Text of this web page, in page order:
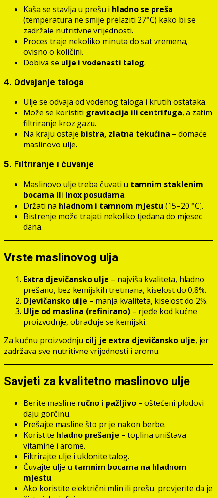
Kaša se stavlja u prešu i hladno se preša
(temperatura ne smije prelaziti 27°C) kako bi se
zadržale nutritivne vrijednosti.
Proces traje nekoliko minuta do sat vremena,
ovisno o količini.
Dobiva se ulje i vodenasti talog.
4. Odvajanje taloga
Ulje se odvaja od vodenog taloga i krutih ostataka.
Može se koristiti gravitacija ili centrifuga, a zatim
filtriranje kroz gazu.
Na kraju ostaje bistra, zlatna tekućina – domaće
maslinovo ulje.
5. Filtriranje i čuvanje
Maslinovo ulje treba čuvati u tamnim staklenim
bocama ili inox posudama.
Držati na hladnom i tamnom mjestu (15–20 °C).
Bistrenje može trajati nekoliko tjedana do mjesec
dana.
Vrste maslinovog ulja
Extra djevičansko ulje – najviša kvaliteta, hladno
prešano, bez kemijskih tretmana, kiselost do 0,8%.
Djevičansko ulje – manja kvaliteta, kiselost do 2%.
Ulje od maslina (refinirano) – rjeđe kod kućne
proizvodnje, obrađuje se kemijski.
Za kućnu proizvodnju cilj je extra djevičansko ulje, jer
zadržava sve nutritivne vrijednosti i aromu.
Savjeti za kvalitetno maslinovo ulje
Berite masline ručno i pažljivo – oštećeni plodovi
daju gorčinu.
Prešajte masline što prije nakon berbe.
Koristite hladno prešanje – toplina uništava
vitamine i arome.
Filtrirajte ulje i uklonite talog.
Čuvajte ulje u tamnim bocama na hladnom
mjestu.
Ako koristite električni mlin ili prešu, provjerite da je